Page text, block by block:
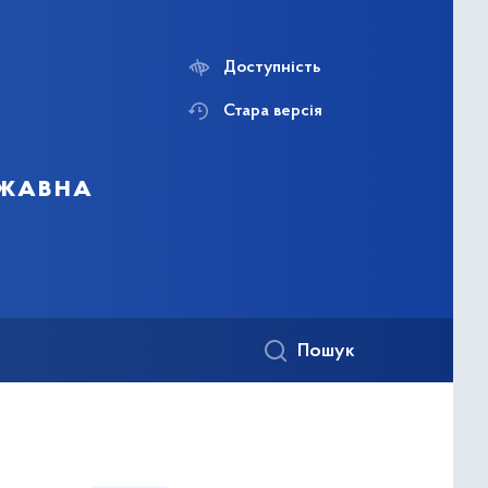
Доступність
Стара версія
Пошук